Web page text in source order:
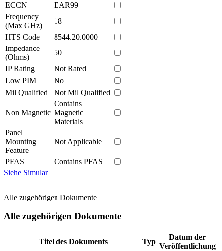
ECCN
EAR99
Frequency
(Max GHz)
18
HTS Code
8544.20.0000
Impedance
(Ohms)
50
IP Rating
Not Rated
Low PIM
No
Mil Qualified
Not Mil Qualified
Non Magnetic
Contains
Magnetic
Materials
Panel
Mounting
Feature
Not Applicable
PFAS
Contains PFAS
Siehe Simular
Alle zugehörigen Dokumente
Alle zugehörigen Dokumente
Titel des Dokuments Typ
Datum der
Veröffentlichung